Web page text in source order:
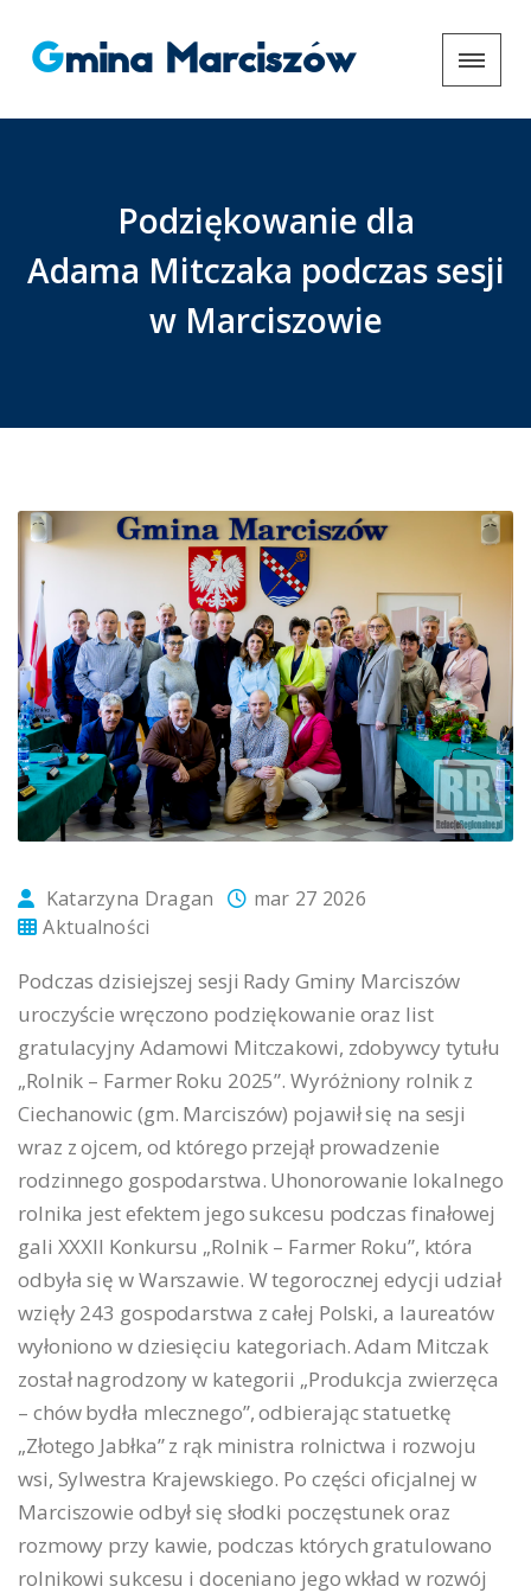
Gmina Marciszów
Podziękowanie dla
Adama Mitczaka podczas sesji
w Marciszowie
Katarzyna Dragan
mar 27 2026
Aktualności
Podczas dzisiejszej sesji Rady Gminy Marciszów
uroczyście wręczono podziękowanie oraz list
gratulacyjny Adamowi Mitczakowi, zdobywcy tytułu
„Rolnik – Farmer Roku 2025”. Wyróżniony rolnik z
Ciechanowic (gm. Marciszów) pojawił się na sesji
wraz z ojcem, od którego przejął prowadzenie
rodzinnego gospodarstwa. Uhonorowanie lokalnego
rolnika jest efektem jego sukcesu podczas finałowej
gali XXXII Konkursu „Rolnik – Farmer Roku”, która
odbyła się w Warszawie. W tegorocznej edycji udział
wzięły 243 gospodarstwa z całej Polski, a laureatów
wyłoniono w dziesięciu kategoriach. Adam Mitczak
został nagrodzony w kategorii „Produkcja zwierzęca
– chów bydła mlecznego”, odbierając statuetkę
„Złotego Jabłka” z rąk ministra rolnictwa i rozwoju
wsi, Sylwestra Krajewskiego. Po części oficjalnej w
Marciszowie odbył się słodki poczęstunek oraz
rozmowy przy kawie, podczas których gratulowano
rolnikowi sukcesu i doceniano jego wkład w rozwój